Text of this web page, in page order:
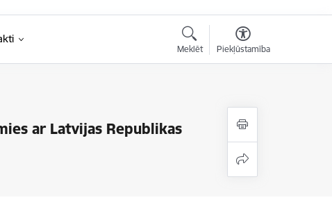
Meklēt Piekļūstamība
ar Latvijas Republikas